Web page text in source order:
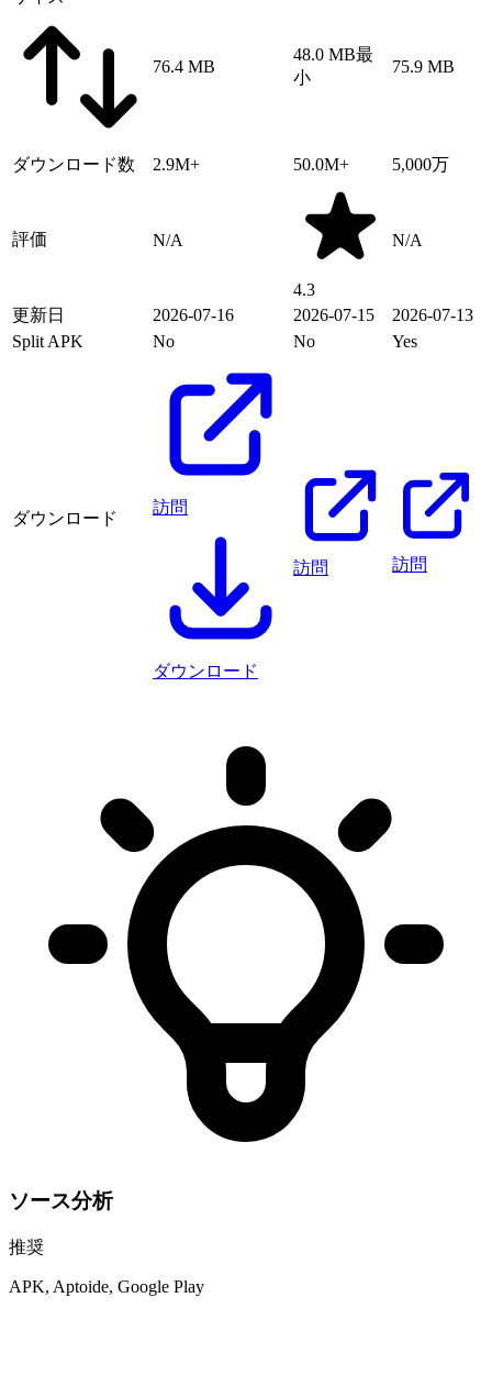
76.4 MB
48.0 MB最
小
75.9 MB
ダウンロード数 2.9M+ 50.0M+ 5,000万
評価 N/A
4.3
N/A
更新日 2026-07-16 2026-07-15
2026-07-13
Split APK
No No Yes
ダウンロード
訪問
ダウンロード
訪問 訪問
ソース分析
推奨
APK, Aptoide, Google Play